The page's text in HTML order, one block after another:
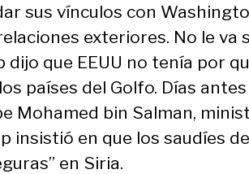
sus vínculos con
exteriores. No le va
dijo que EEUU no tenía por
países del Golfo. Días
Mohamed bin Salman,
insistió en que los saudíes
en Siria.